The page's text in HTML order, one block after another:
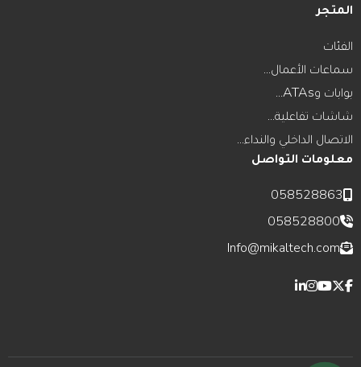
المتجر
الفئات
سماعات الأعمال...
بوابات وATAs...
شاشات تفاعلية...
الاتصال الداخلي والنداء...
معلومات التواصل
058528863
058528800
Info@mikaltech.com